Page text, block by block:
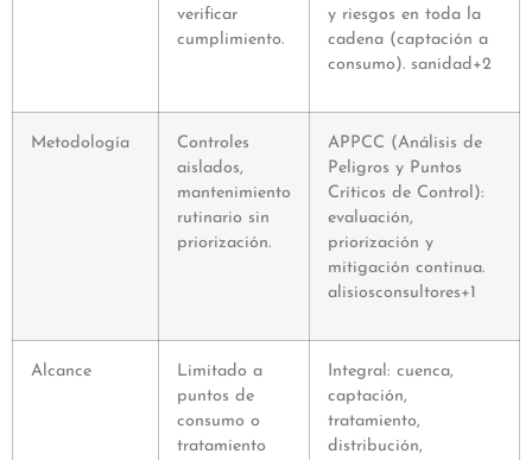
verificar
cumplimiento.
y riesgos en toda la
cadena (captación a
consumo). sanidad+2
Metodología
Controles
aislados,
mantenimiento
rutinario sin
priorización.
APPCC (Análisis de
Peligros y Puntos
Críticos de Control):
evaluación,
priorización y
mitigación continua.
alisiosconsultores+1
Alcance
Limitado a
puntos de
consumo o
tratamiento
Integral: cuenca,
captación,
tratamiento,
distribución,